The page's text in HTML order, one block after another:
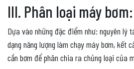
III. Phân loại máy bơm:
Dựa vào những đặc điểm như: nguyên lý
dạng năng lượng làm chạy máy bơm, kết
cần bơm để phân chia ra chủng loại của